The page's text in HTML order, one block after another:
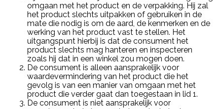
omgaan met het product en de verpakking. Hij zal
het product slechts uitpakken of gebruiken in de
mate die nodig is om de aard, de kenmerken en de
werking van het product vast te stellen. Het
uitgangspunt hierbij is dat de consument het
product slechts mag hanteren en inspecteren
zoals hij dat in een winkel zou mogen doen.
De consument is alleen aansprakelijk voor
waardevermindering van het product die het
gevolg is van een manier van omgaan met het
product die verder gaat dan toegestaan in lid 1.
De consument is niet aansprakelijk voor